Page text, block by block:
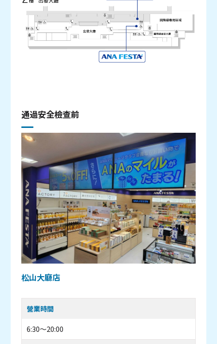
通過安全檢查前
松山大廳店
營業時間
6:30～20:00